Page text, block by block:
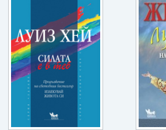
Ваучери
Промоции
Контакти
Вход